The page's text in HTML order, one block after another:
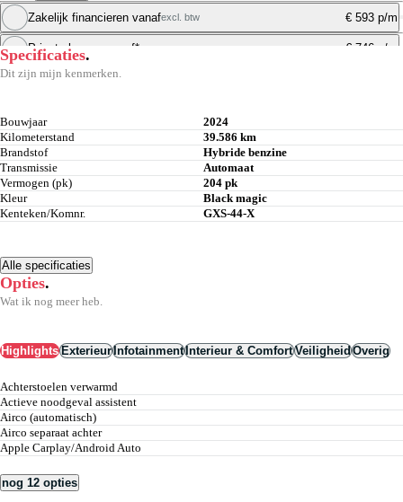
Maandbedrag berekenen
Zakelijk financieren vanafexcl. btw € 593 p/m
Private leasen vanaf* € 746 p/m
Specificaties.
Dit zijn mijn kenmerken.
Bouwjaar
2024
Kilometerstand
39.586 km
Brandstof
Hybride benzine
Transmissie
Automaat
Vermogen (pk)
204 pk
Kleur
Black magic
Kenteken/Komnr.
GXS-44-X
Alle specificaties
Opties.
Wat ik nog meer heb.
HighlightsExterieurInfotainmentInterieur & ComfortVeiligheidOverig
achterstoelen verwarmd
actieve noodgeval assistent
airco (automatisch)
airco separaat achter
Apple Carplay/Android Auto
nog 12 opties